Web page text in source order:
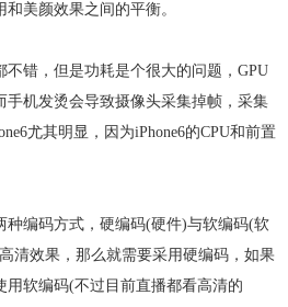
美颜效果之间的平衡。
不错，但是功耗是个很大的问题，GPU
手机发烫会导致摄像头采集掉帧，采集
尤其明显，因为iPhone6的CPU和前置
种编码方式，硬编码(硬件)与软编码(软
清效果，那么就需要采用硬编码，如果
用软编码(不过目前直播都看高清的